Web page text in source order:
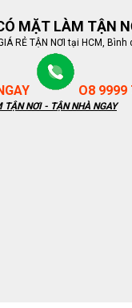
MẶT LÀM TẬN
RẺ TẬN NƠI tại HCM,
O8 9999
TẬN NƠI - TẬN NHÀ NGAY